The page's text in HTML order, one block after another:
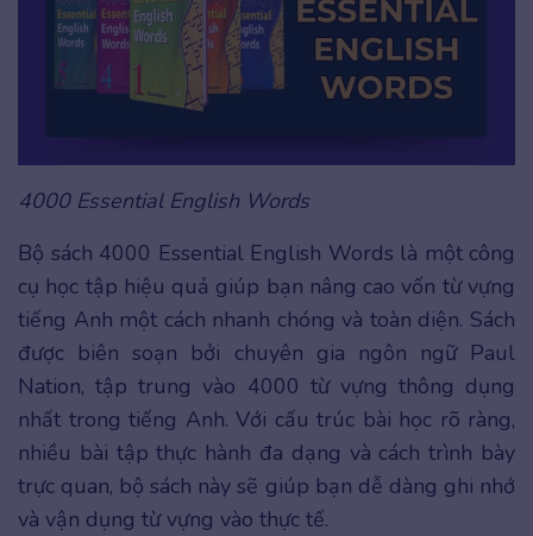
4000 Essential English Words
Bộ sách 4000 Essential English Words là một công
cụ học tập hiệu quả giúp bạn nâng cao vốn từ vựng
tiếng Anh một cách nhanh chóng và toàn diện. Sách
được biên soạn bởi chuyên gia ngôn ngữ Paul
Nation, tập trung vào 4000 từ vựng thông dụng
nhất trong tiếng Anh. Với cấu trúc bài học rõ ràng,
nhiều bài tập thực hành đa dạng và cách trình bày
trực quan, bộ sách này sẽ giúp bạn dễ dàng ghi nhớ
và vận dụng từ vựng vào thực tế.